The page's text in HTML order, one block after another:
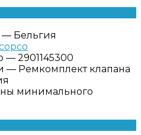
— Бельгия
— 2901145300
— Ремкомплект клапана
минимального